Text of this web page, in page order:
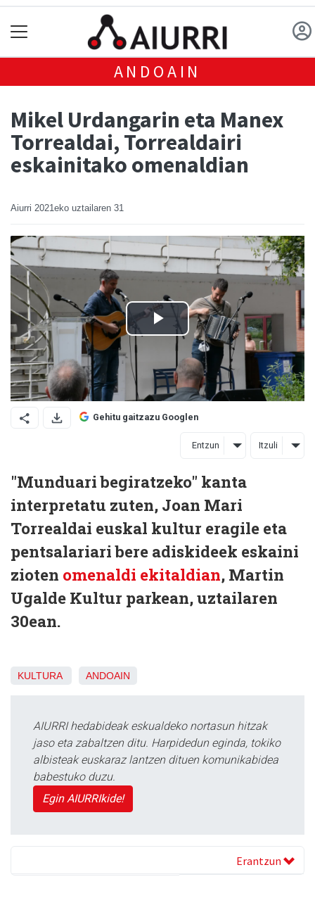
ANDOAIN
Mikel Urdangarin eta Manex
Torrealdai, Torrealdairi
eskainitako omenaldian
Aiurri 2021eko uztailaren 31
Gehitu gaitzazu Googlen
Entzun Itzuli
"Munduari begiratzeko" kanta
interpretatu zuten, Joan Mari
Torrealdai euskal kultur eragile eta
pentsalariari bere adiskideek eskaini
zioten omenaldi ekitaldian, Martin
Ugalde Kultur parkean, uztailaren
30ean.
KULTURA ANDOAIN
AIURRI hedabideak eskualdeko nortasun hitzak
jaso eta zabaltzen ditu. Harpidedun eginda, tokiko
albisteak euskaraz lantzen dituen komunikabidea
babestuko duzu.
Egin AIURRIkide!
Erantzun